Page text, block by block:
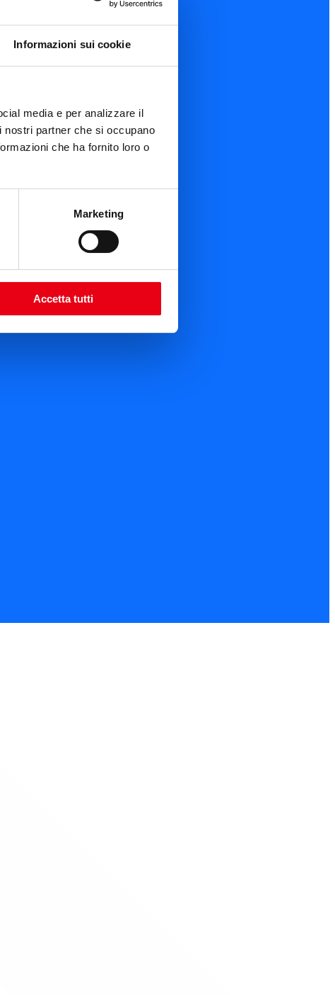
Informazioni sui cookie
media e per analizzare il
partner che si occupano
che ha fornito loro o
Marketing
Accetta tutti